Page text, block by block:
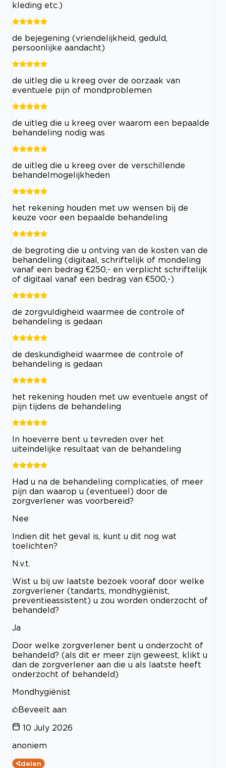
kleding etc.)
de bejegening (vriendelijkheid, geduld,
persoonlijke aandacht)
de uitleg die u kreeg over de oorzaak van
eventuele pijn of mondproblemen
de uitleg die u kreeg over waarom een bepaalde
behandeling nodig was
de uitleg die u kreeg over de verschillende
behandelmogelijkheden
het rekening houden met uw wensen bij de
keuze voor een bepaalde behandeling
de begroting die u ontving van de kosten van de
behandeling (digitaal, schriftelijk of mondeling
vanaf een bedrag €250,- en verplicht schriftelijk
of digitaal vanaf een bedrag van €500,-)
de zorgvuldigheid waarmee de controle of
behandeling is gedaan
de deskundigheid waarmee de controle of
behandeling is gedaan
het rekening houden met uw eventuele angst of
pijn tijdens de behandeling
In hoeverre bent u tevreden over het
uiteindelijke resultaat van de behandeling
Had u na de behandeling complicaties, of meer
pijn dan waarop u (eventueel) door de
zorgverlener was voorbereid?
Nee
Indien dit het geval is, kunt u dit nog wat
toelichten?
N.v.t.
Wist u bij uw laatste bezoek vooraf door welke
zorgverlener (tandarts, mondhygiënist,
preventieassistent) u zou worden onderzocht of
behandeld?
Ja
Door welke zorgverlener bent u onderzocht of
behandeld? (als dit er meer zijn geweest, klikt u
dan de zorgverlener aan die u als laatste heeft
onderzocht of behandeld)
Mondhygiënist
Beveelt aan
10 July 2026
anoniem
delen